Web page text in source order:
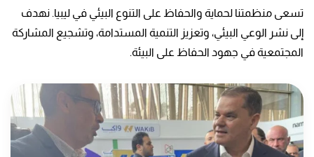
تسعى منظمتنا لحماية والحفاظ على التنوع البيئي في ليبيا. نهدف
إلى نشر الوعي البيئي، وتعزيز التنمية المستدامة، وتشجيع المشاركة
المجتمعية في جهود الحفاظ على البيئة.